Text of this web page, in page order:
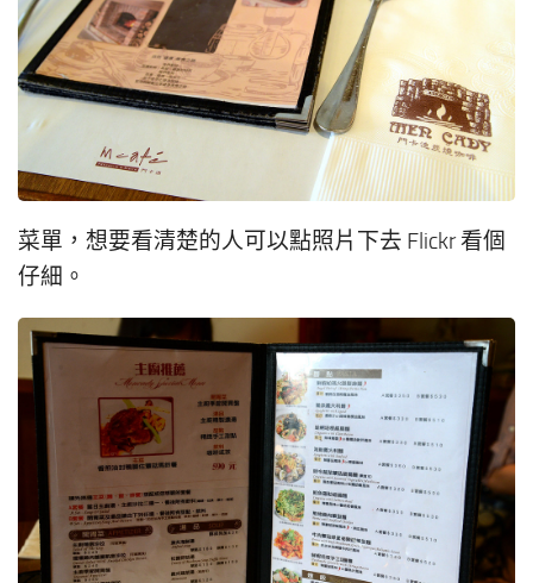
菜單，想要看清楚的人可以點照片下去 Flickr 看個
仔細。